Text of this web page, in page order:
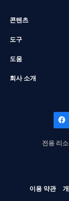
콘텐츠
도구
도움
회사 소개
전용 리
이용 약관